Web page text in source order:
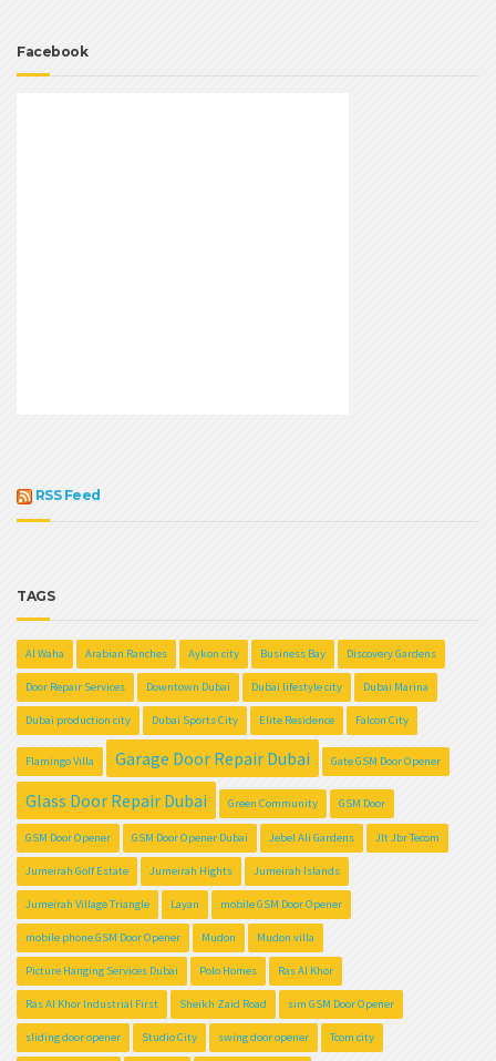
Facebook
RSS Feed
TAGS
Al Waha Arabian Ranches Aykon city Business Bay Discovery Gardens
Door Repair Services Downtown Dubai Dubai lifestyle city Dubai Marina
Dubai production city Dubai Sports City Elite Residence Falcon City
Flamingo Villa Garage Door Repair Dubai Gate GSM Door Opener
Glass Door Repair Dubai Green Community GSM Door
GSM Door Opener GSM Door Opener Dubai Jebel Ali Gardens Jlt Jbr Tecom
Jumeirah Golf Estate Jumeirah Hights Jumeirah Islands
Jumeirah Village Triangle Layan mobile GSM Door Opener
mobile phone GSM Door Opener Mudon Mudon villa
Picture Hanging Services Dubai Polo Homes Ras Al Khor
Ras Al Khor Industrial First Sheikh Zaid Road sim GSM Door Opener
sliding door opener Studio City swing door opener Tcom city